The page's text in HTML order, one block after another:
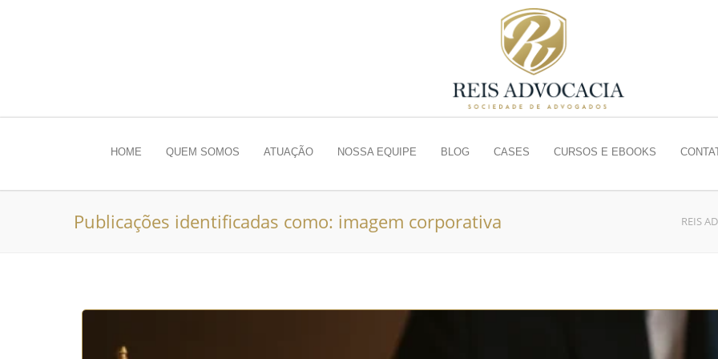
HOME QUEM SOMOS ATUAÇÃO NOSSA EQUIPE BLOG CASES CURSOS E EBOOKS
Publicações identificadas como: imagem corporativa REIS